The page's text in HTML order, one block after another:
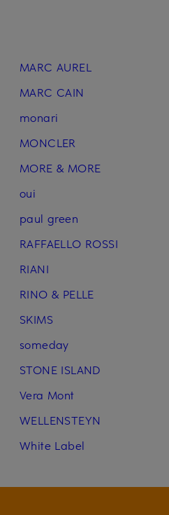
MARC AUREL
MARC CAIN
monari
MONCLER
MORE & MORE
oui
paul green
RAFFAELLO ROSSI
RIANI
RINO & PELLE
SKIMS
someday
STONE ISLAND
Vera Mont
WELLENSTEYN
White Label